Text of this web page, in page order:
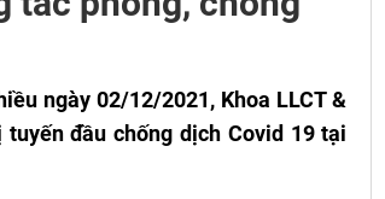
ngày 02/12/2021, Khoa LLCT &
đầu chống dịch Covid 19 tại